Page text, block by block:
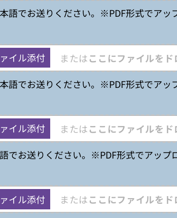
語でお送りください。 ※PDF形式でアッ
ここにファイルをド
または
イル添付
語でお送りください。 ※PDF形式でアッ
ここにファイルをド
または
イル添付
でお送りください。 ※PDF形式でアップ
ここにファイルをド
または
イル添付